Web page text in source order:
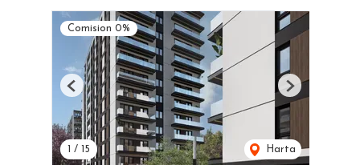
Comision 0%
1 / 15 Harta
Previous Next